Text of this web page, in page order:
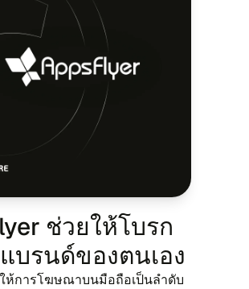
ช่วย​ให้โบรก​
บรนด์ของตน​เอง
ห้​การ​โฆษ​ณาบนมือ​ถือ​เป็น​ลำ​ดับ​